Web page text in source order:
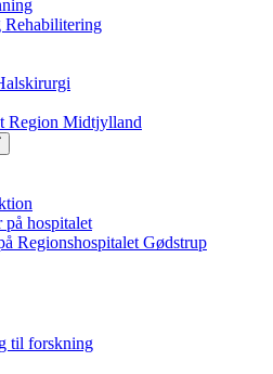
Rehabilitering
Region Midtjylland
hospitalet
Regionshospitalet Gødstrup
til forskning